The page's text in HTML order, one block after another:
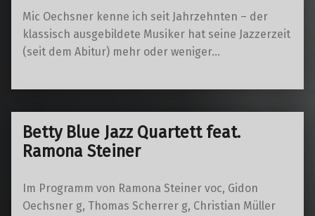
Mic Oechsner kenne ich seit Jahrzehnten – der
klassisch ausgebildete Musiker hat seine Jazzerzeit
(seit dem Abitur) mehr oder weniger…
Betty Blue Jazz Quartett feat.
Ramona Steiner
Im Programm von Ramona Steiner voc, Gidon
Oechsner g, Thomas Scherrer g, Christian Müller